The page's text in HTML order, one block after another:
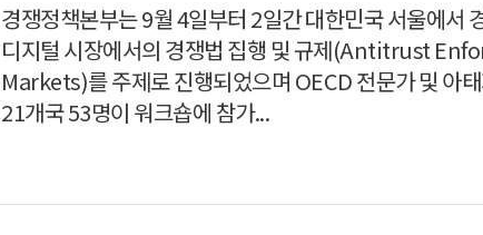
경쟁정책본부는 9월 4일부터 2일간 대한민국 서울에서
디지털 시장에서의 경쟁법 집행 및 규제(Antitrust
Markets)를 주제로 진행되었으며 OECD 전문가 및 아
21개국 53명이 워크숍에 참가...